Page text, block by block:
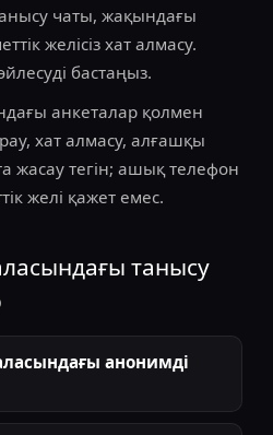
чаты, жақындағы
желісіз хат алмасу.
бастаңыз.
анкеталар қолмен
хат алмасу, алғашқы
жасау тегін; ашық телефон
желі қажет емес.
танысу
анонимді